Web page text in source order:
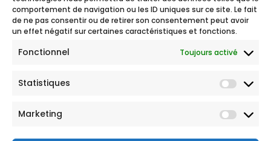
comportement de navigation ou les ID uniques sur ce site. Le fait
de ne pas consentir ou de retirer son consentement peut avoir
un effet négatif sur certaines caractéristiques et fonctions.
Fonctionnel Toujours activé
Statistiques
Marketing